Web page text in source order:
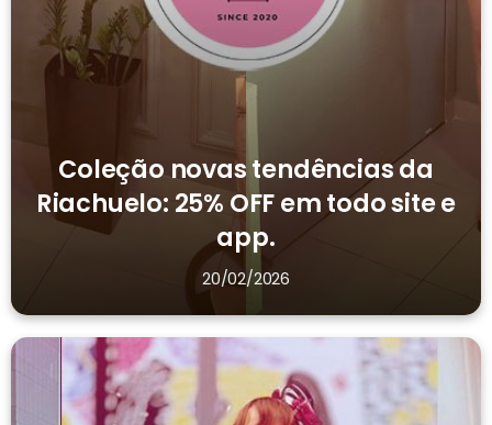
Coleção novas tendências da
Riachuelo: 25% OFF em todo site e
app.
20/02/2026